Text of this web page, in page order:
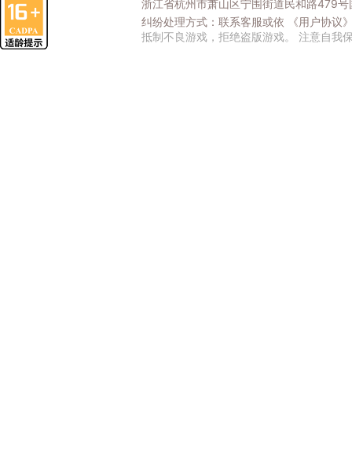
浙江省杭州市萧山区宁围街道民和路479
纠纷处理方式：联系客服或依
《用户协议
抵制不良游戏，拒绝盗版游戏。 注意自我